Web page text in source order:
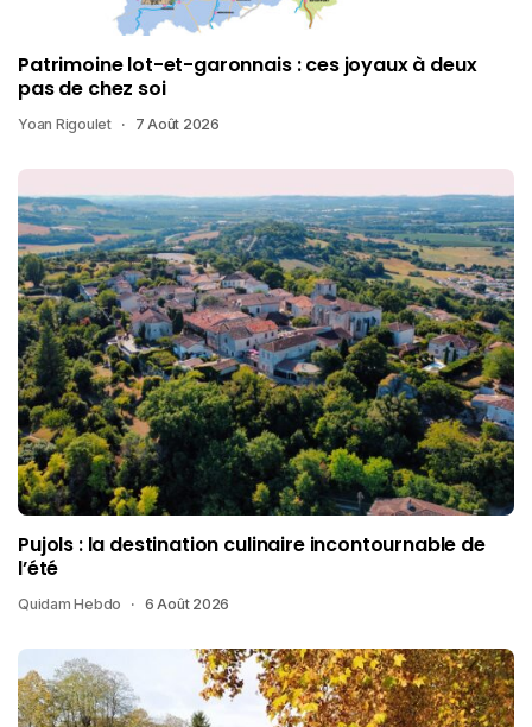
Patrimoine lot-et-garonnais : ces joyaux à deux
pas de chez soi
Yoan Rigoulet 7 Août 2026
Pujols : la destination culinaire incontournable de
l’été
Quidam Hebdo 6 Août 2026